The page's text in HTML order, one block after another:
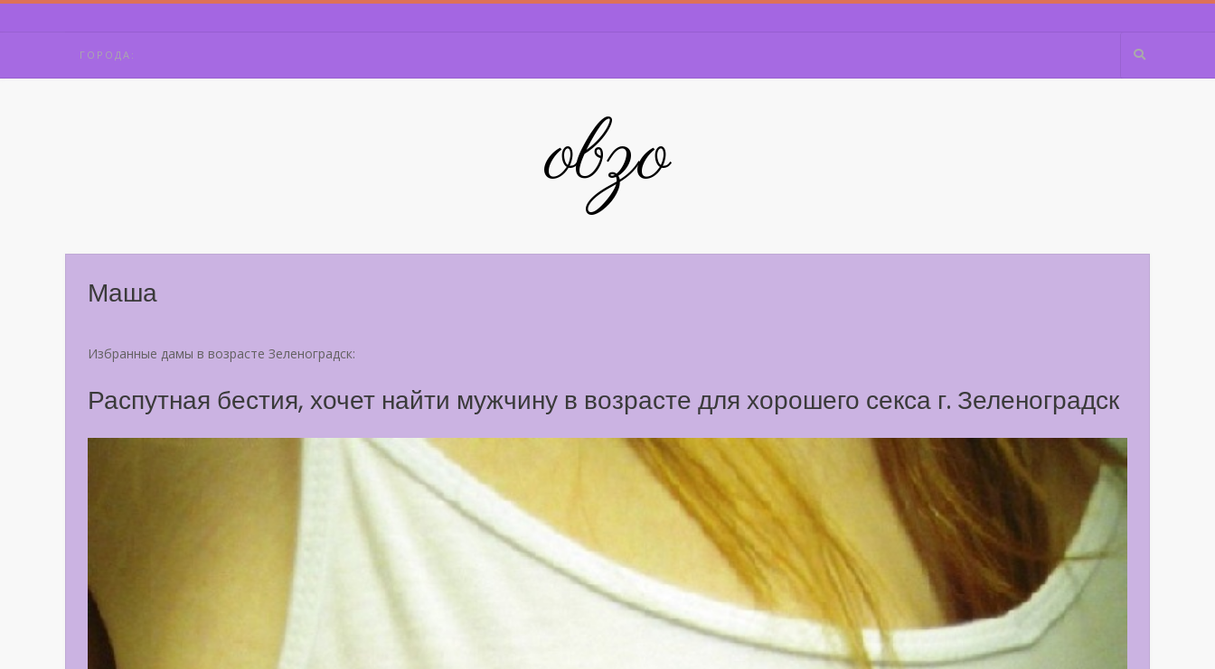
Skip
ГОРОДА:
obzo
Маша
Избранные дамы в возрасте Зеленоградск:
Распутная бестия, хочет найти мужчину в возрасте для хорошего секса г. Зеленоградск